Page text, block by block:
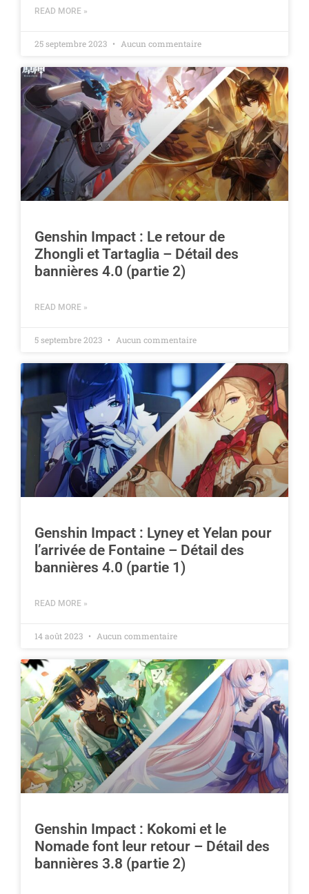
READ MORE »
25 septembre 2023 Aucun commentaire
Genshin Impact : Le retour de
Zhongli et Tartaglia – Détail des
bannières 4.0 (partie 2)
READ MORE »
5 septembre 2023 Aucun commentaire
Genshin Impact : Lyney et Yelan pour
l’arrivée de Fontaine – Détail des
bannières 4.0 (partie 1)
READ MORE »
14 août 2023 Aucun commentaire
Genshin Impact : Kokomi et le
Nomade font leur retour – Détail des
bannières 3.8 (partie 2)